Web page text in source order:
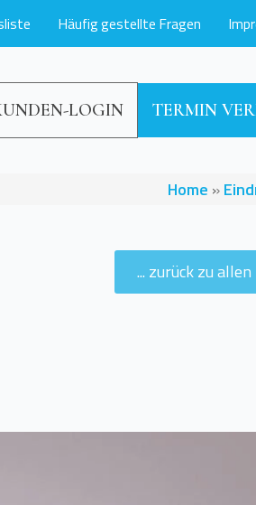
Häufig gestellte Fragen
LOGIN TERMIN
Home »
... zurück zu